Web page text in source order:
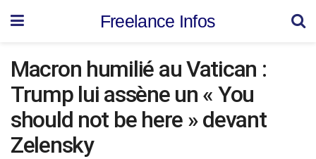
Freelance Infos
Macron humilié au Vatican :
Trump lui assène un « You
should not be here » devant
Zelensky